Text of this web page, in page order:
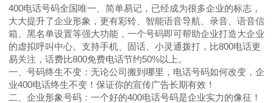
400电话号码全国唯一、简单易记，已经成为很多企业的标志，
大大提升了企业形象，更有彩铃、智能语音导航、录音、语音信
箱、黑名单设置等强大功能，一个号码即可帮助企业打造大企业
的虚拟呼叫中心。支持手机、固话、小灵通拨打，比800电话更
易关注，话费比800免费电话节约50%以上。
一、号码终生不变：无论公司搬到哪里，电话号码如何改变，企
业400电话终生不变！保证你的宣传广告长期有效！
二、企业形象号码：一个好的400电话号码是企业实力的像征！